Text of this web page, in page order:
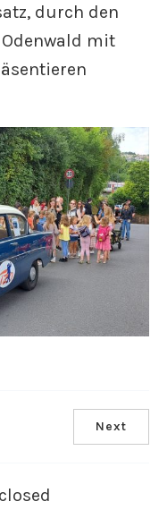
durch den
mit
Next